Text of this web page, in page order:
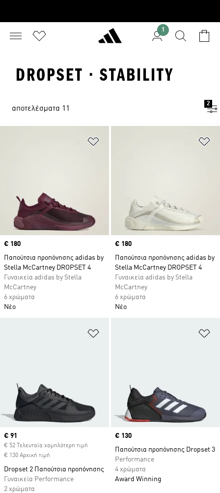
1
DROPSET · STABILITY
αποτελέσματα 11
2
Προσθήκη στη Λίστα Επιθυμιών
Price
€ 180
Παπούτσια προπόνησης adidas by
Stella McCartney DROPSET 4
Γυναικεία adidas by Stella
McCartney
6 χρώματα
Νέο
Price
€ 180
Παπούτσια προπόνησης adidas by
Stella McCartney DROPSET 4
Γυναικεία adidas by Stella
McCartney
6 χρώματα
Νέο
Προσθήκη στη Λίστα Επιθυμιών
Current price
€ 91
€ 52 Τελευταία χαμηλότερη τιμή
€ 130 Αρχική τιμή
Dropset 2 Παπούτσια προπόνησης
Γυναικεία Performance
2 χρώματα
Price
€ 130
Παπούτσια προπόνησης Dropset 3
Performance
4 χρώματα
Award Winning